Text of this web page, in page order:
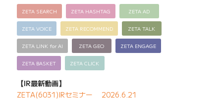
ZETA SEARCH ZETA HASHTAG ZETA AD
ZETA VOICE ZETA RECOMMEND ZETA TALK
ZETA LINK for AI ZETA GEO ZETA ENGAGE
ZETA BASKET ZETA CLICK
【IR最新動画】
ZETA(6031)IRセミナー 2026.6.21